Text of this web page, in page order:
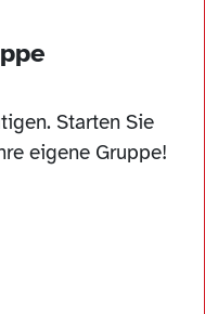
Starten Sie
eigene Gruppe!